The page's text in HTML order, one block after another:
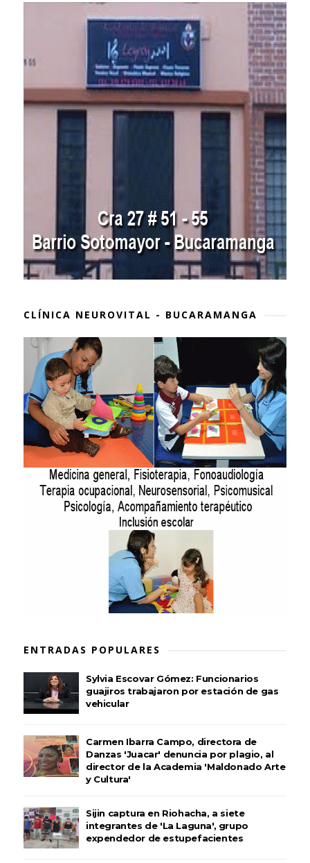
CLÍNICA NEUROVITAL - BUCARAMANGA
ENTRADAS POPULARES
Sylvia Escovar Gómez: Funcionarios
guajiros trabajaron por estación de gas
vehicular
Carmen Ibarra Campo, directora de
Danzas 'Juacar' denuncia por plagio, al
director de la Academia 'Maldonado Arte
y Cultura'
Sijin captura en Riohacha, a siete
integrantes de 'La Laguna', grupo
expendedor de estupefacientes